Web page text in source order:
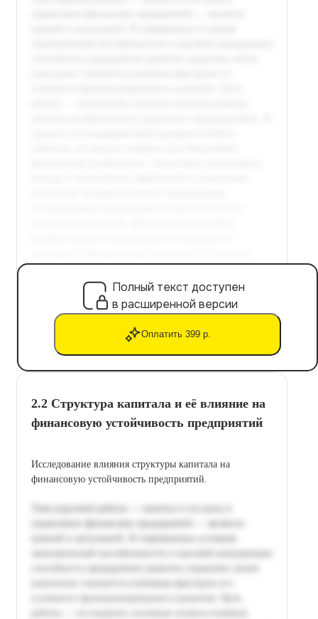
Полный текст доступен
в расширенной версии
Оплатить 399 р.
2.2 Структура капитала и её влияние на
финансовую устойчивость предприятий
Исследование влияния структуры капитала на
финансовую устойчивость предприятий.